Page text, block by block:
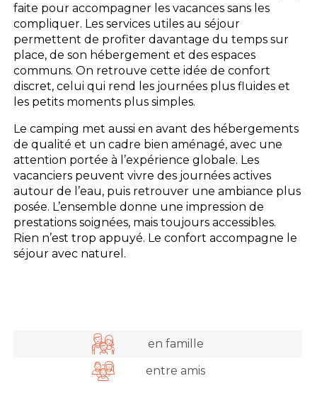
faite pour accompagner les vacances sans les
compliquer. Les services utiles au séjour
permettent de profiter davantage du temps sur
place, de son hébergement et des espaces
communs. On retrouve cette idée de confort
discret, celui qui rend les journées plus fluides et
les petits moments plus simples.
Le camping met aussi en avant des hébergements
de qualité et un cadre bien aménagé, avec une
attention portée à l’expérience globale. Les
vacanciers peuvent vivre des journées actives
autour de l’eau, puis retrouver une ambiance plus
posée. L’ensemble donne une impression de
prestations soignées, mais toujours accessibles.
Rien n’est trop appuyé. Le confort accompagne le
séjour avec naturel.
en famille
entre amis